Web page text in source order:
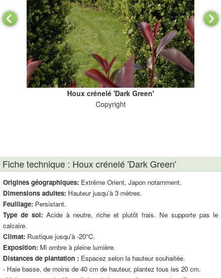
Houx crénelé 'Dark Green'
Copyright
Fiche technique : Houx crénelé 'Dark Green'
Origines géographiques: Extrême Orient, Japon notamment.
Dimensions adultes: Hauteur jusqu'à 3 mètres.
Feuillage: Persistant.
Type de sol: Acide à neutre, riche et plutôt frais. Ne supporte pas le
calcaire.
Climat: Rustique jusqu'à -20°C.
Exposition: Mi ombre à pleine lumière.
Distances de plantation : Espacez selon la hauteur souhaitée.
- Haie basse, de moins de 40 cm de hauteur, plantez tous les 20 cm.